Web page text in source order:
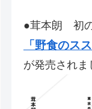
●茸本朗 初
「野食のス
が発売されま